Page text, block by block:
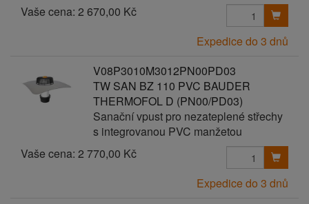
Vaše cena: 2 670,00 Kč
Expedice do 3 dnů
V08P3010M3012PN00PD03
TW SAN BZ 110 PVC BAUDER
THERMOFOL D (PN00/PD03)
Sanační vpust pro nezateplené střechy
s integrovanou PVC manžetou
Vaše cena: 2 770,00 Kč
Expedice do 3 dnů